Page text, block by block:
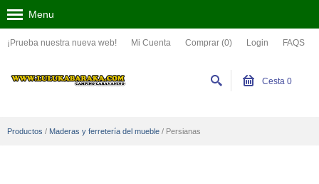
¡Prueba nuestra nueva web! Mi Cuenta Comprar (0) Login FAQS
Menu
Cesta 0
Productos / Maderas y ferretería del mueble / Persianas